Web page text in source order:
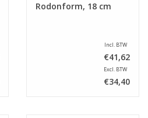
Rodonform, 18 cm
Incl. BTW
€41,62
Excl. BTW
€34,40